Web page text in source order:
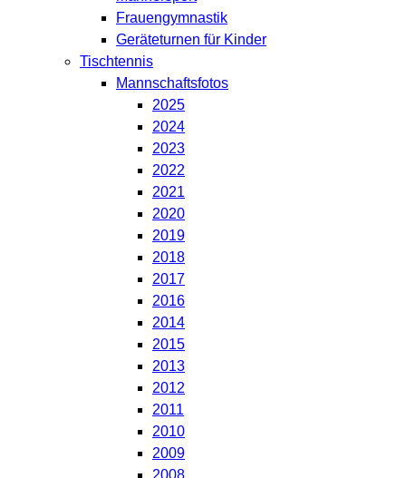
Frauengymnastik
Geräteturnen für Kinder
Tischtennis
Mannschaftsfotos
2025
2024
2023
2022
2021
2020
2019
2018
2017
2016
2014
2015
2013
2012
2011
2010
2009